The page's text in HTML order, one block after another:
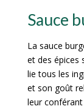
Sauce
La sauce
et des épices
lie tous les
et son goût
leur